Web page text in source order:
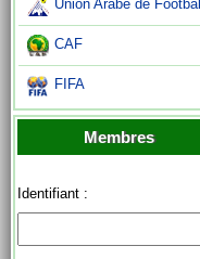
Union Arabe de Football
CAF
FIFA
Membres
Identifiant :